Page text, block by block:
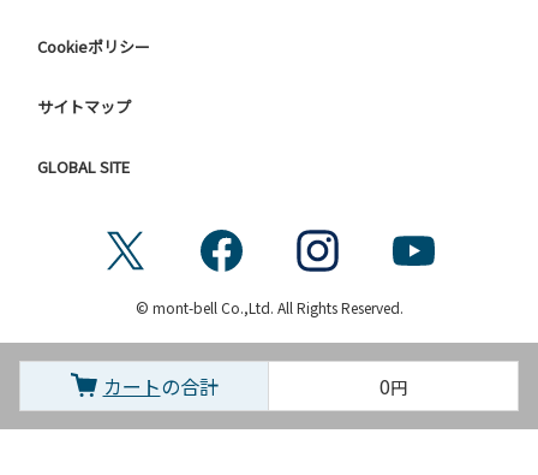
Cookieポリシー
サイトマップ
GLOBAL SITE
© mont-bell Co.,Ltd. All Rights Reserved.
カートの合計 0円